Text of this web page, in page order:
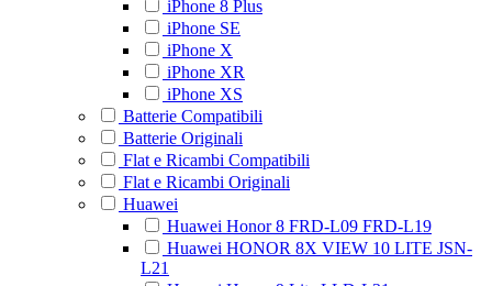
iPhone 8 Plus
iPhone SE
iPhone X
iPhone XR
iPhone XS
Batterie Compatibili
Batterie Originali
Flat e Ricambi Compatibili
Flat e Ricambi Originali
Huawei
Huawei Honor 8 FRD-L09 FRD-L19
Huawei HONOR 8X VIEW 10 LITE JSN-
L21